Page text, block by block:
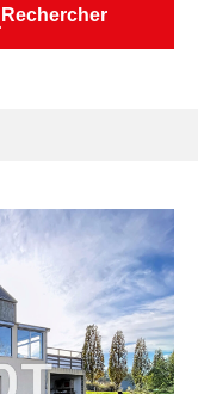
Rechercher